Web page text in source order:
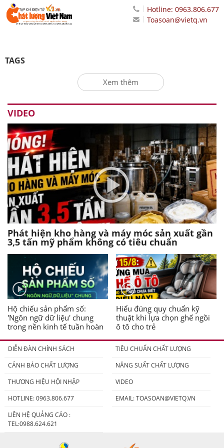
Hotline: 0963.806.677
Toasoan@vietq.vn
TAGS
Xem thêm
VIDEO
Phát hiện kho hàng và máy móc sản xuất gần
3,5 tấn mỹ phẩm không có tiêu chuẩn
Hộ chiếu sản phẩm số:
'Ngôn ngữ dữ liệu' chung
trong nền kinh tế tuần hoàn
Hiểu đúng quy chuẩn kỹ
thuật khi lựa chọn ghế ngồi
ô tô cho trẻ
DIỄN ĐÀN CHÍNH SÁCH
TIÊU CHUẨN CHẤT LƯỢNG
CẢNH BÁO CHẤT LƯỢNG
NĂNG SUẤT CHẤT LƯỢNG
THƯƠNG HIỆU HỘI NHẬP
VIDEO
HOTLINE: 0963.806.677
EMAIL:TOASOAN@VIETQ.VN
LIÊN HỆ QUẢNG CÁO :
TEL:0988.624.621